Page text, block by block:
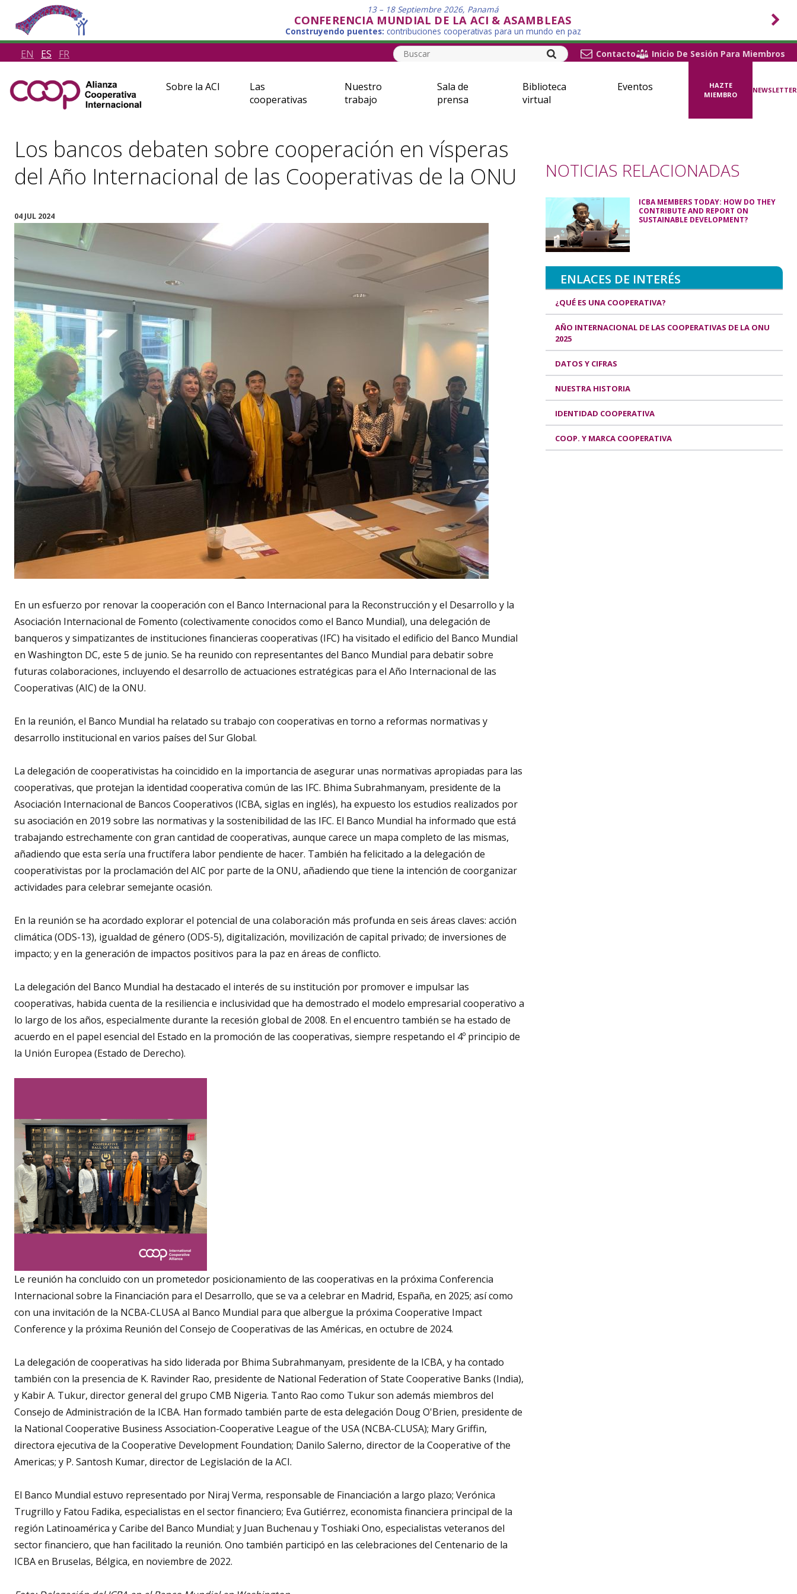
13 – 18 Septiembre 2026, Panamá
CONFERENCIA MUNDIAL DE LA ACI & ASAMBLEAS
Construyendo puentes: contribuciones cooperativas para un mundo en paz
EN ES FR Contacto Inicio De Sesión Para Miembros
Sobre la ACI
Las
cooperativas
Nuestro
trabajo
Sala de
prensa
Biblioteca
virtual
Eventos
HAZTE
MIEMBRO
NEWSLETTER
Los bancos debaten sobre cooperación en vísperas
del Año Internacional de las Cooperativas de la ONU
04 JUL 2024
En un esfuerzo por renovar la cooperación con el Banco Internacional para la Reconstrucción y el Desarrollo y la
Asociación Internacional de Fomento (colectivamente conocidos como el Banco Mundial), una delegación de
banqueros y simpatizantes de instituciones financieras cooperativas (IFC) ha visitado el edificio del Banco Mundial
en Washington DC, este 5 de junio. Se ha reunido con representantes del Banco Mundial para debatir sobre
futuras colaboraciones, incluyendo el desarrollo de actuaciones estratégicas para el Año Internacional de las
Cooperativas (AIC) de la ONU.
En la reunión, el Banco Mundial ha relatado su trabajo con cooperativas en torno a reformas normativas y
desarrollo institucional en varios países del Sur Global.
La delegación de cooperativistas ha coincidido en la importancia de asegurar unas normativas apropiadas para las
cooperativas, que protejan la identidad cooperativa común de las IFC. Bhima Subrahmanyam, presidente de la
Asociación Internacional de Bancos Cooperativos (ICBA, siglas en inglés), ha expuesto los estudios realizados por
su asociación en 2019 sobre las normativas y la sostenibilidad de las IFC. El Banco Mundial ha informado que está
trabajando estrechamente con gran cantidad de cooperativas, aunque carece un mapa completo de las mismas,
añadiendo que esta sería una fructífera labor pendiente de hacer. También ha felicitado a la delegación de
cooperativistas por la proclamación del AIC por parte de la ONU, añadiendo que tiene la intención de coorganizar
actividades para celebrar semejante ocasión.
En la reunión se ha acordado explorar el potencial de una colaboración más profunda en seis áreas claves: acción
climática (ODS-13), igualdad de género (ODS-5), digitalización, movilización de capital privado; de inversiones de
impacto; y en la generación de impactos positivos para la paz en áreas de conflicto.
La delegación del Banco Mundial ha destacado el interés de su institución por promover e impulsar las
cooperativas, habida cuenta de la resiliencia e inclusividad que ha demostrado el modelo empresarial cooperativo a
lo largo de los años, especialmente durante la recesión global de 2008. En el encuentro también se ha estado de
acuerdo en el papel esencial del Estado en la promoción de las cooperativas, siempre respetando el 4º principio de
la Unión Europea (Estado de Derecho).
Le reunión ha concluido con un prometedor posicionamiento de las cooperativas en la próxima Conferencia
Internacional sobre la Financiación para el Desarrollo, que se va a celebrar en Madrid, España, en 2025; así como
con una invitación de la NCBA-CLUSA al Banco Mundial para que albergue la próxima Cooperative Impact
Conference y la próxima Reunión del Consejo de Cooperativas de las Américas, en octubre de 2024.
La delegación de cooperativas ha sido liderada por Bhima Subrahmanyam, presidente de la ICBA, y ha contado
también con la presencia de K. Ravinder Rao, presidente de National Federation of State Cooperative Banks (India),
y Kabir A. Tukur, director general del grupo CMB Nigeria. Tanto Rao como Tukur son además miembros del
Consejo de Administración de la ICBA. Han formado también parte de esta delegación Doug O'Brien, presidente de
la National Cooperative Business Association-Cooperative League of the USA (NCBA-CLUSA); Mary Griffin,
directora ejecutiva de la Cooperative Development Foundation; Danilo Salerno, director de la Cooperative of the
Americas; y P. Santosh Kumar, director de Legislación de la ACI.
El Banco Mundial estuvo representado por Niraj Verma, responsable de Financiación a largo plazo; Verónica
Trugrillo y Fatou Fadika, especialistas en el sector financiero; Eva Gutiérrez, economista financiera principal de la
región Latinoamérica y Caribe del Banco Mundial; y Juan Buchenau y Toshiaki Ono, especialistas veteranos del
sector financiero, que han facilitado la reunión. Ono también participó en las celebraciones del Centenario de la
ICBA en Bruselas, Bélgica, en noviembre de 2022.
NOTICIAS RELACIONADAS
ICBA MEMBERS TODAY: HOW DO THEY
CONTRIBUTE AND REPORT ON
SUSTAINABLE DEVELOPMENT?
ENLACES DE INTERÉS
¿QUÉ ES UNA COOPERATIVA?
AÑO INTERNACIONAL DE LAS COOPERATIVAS DE LA ONU
2025
DATOS Y CIFRAS
NUESTRA HISTORIA
IDENTIDAD COOPERATIVA
COOP. Y MARCA COOPERATIVA